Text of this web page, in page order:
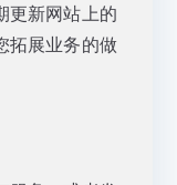
更新网站上的
拓展业务的做